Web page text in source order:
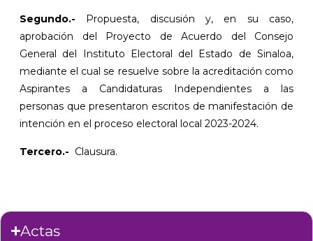
Segundo.- Propuesta, discusión y, en su caso,
aprobación del Proyecto de Acuerdo del Consejo
General del Instituto Electoral del Estado de Sinaloa,
mediante el cual se resuelve sobre la acreditación como
Aspirantes a Candidaturas Independientes a las
personas que presentaron escritos de manifestación de
intención en el proceso electoral local 2023-2024.
Tercero.- Clausura.
Actas